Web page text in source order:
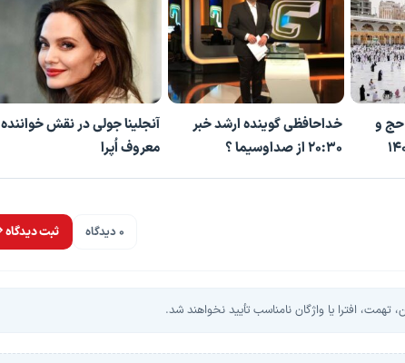
حج و
خداحافظی گوینده ارشد خبر
۲۰:۳۰ از صداوسیما ؟
آنجلینا جولی در نقش خواننده
معروف اُپرا
0 دیدگاه ثبت دیدگاه
افترا یا واژگان نامناسب تأیید نخواهند شد.